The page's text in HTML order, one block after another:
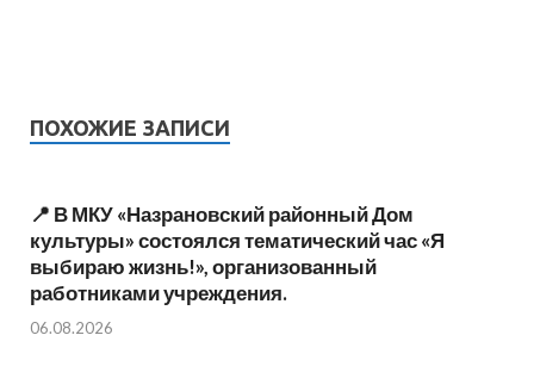
ПОХОЖИЕ ЗАПИСИ
📍 В МКУ «Назрановский районный Дом
культуры» состоялся тематический час «Я
выбираю жизнь!», организованный
работниками учреждения.
06.08.2026